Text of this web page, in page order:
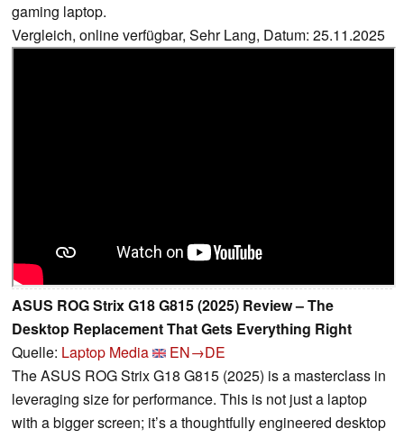
gaming laptop.
Vergleich, online verfügbar, Sehr Lang, Datum: 25.11.2025
ASUS ROG Strix G18 G815 (2025) Review – The
Desktop Replacement That Gets Everything Right
Quelle: Laptop Media
EN→DE
The ASUS ROG Strix G18 G815 (2025) is a masterclass in
leveraging size for performance. This is not just a laptop
with a bigger screen; it’s a thoughtfully engineered desktop